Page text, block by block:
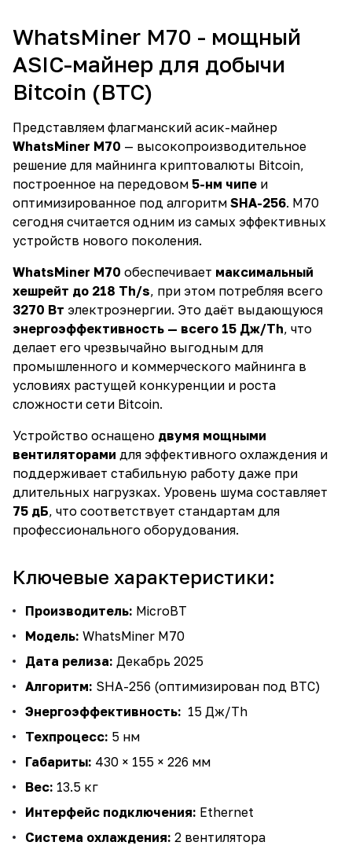
WhatsMiner M70 - мощный
ASIC-майнер для добычи
Bitcoin (BTC)
Представляем флагманский асик-майнер
WhatsMiner M70 — высокопроизводительное
решение для майнинга криптовалюты Bitcoin,
построенное на передовом 5-нм чипе и
оптимизированное под алгоритм SHA-256. M70
сегодня считается одним из самых эффективных
устройств нового поколения.
WhatsMiner M70 обеспечивает максимальный
хешрейт до 218 Th/s, при этом потребляя всего
3270 Вт электроэнергии. Это даёт выдающуюся
энергоэффективность — всего 15 Дж/Th, что
делает его чрезвычайно выгодным для
промышленного и коммерческого майнинга в
условиях растущей конкуренции и роста
сложности сети Bitcoin.
Устройство оснащено двумя мощными
вентиляторами для эффективного охлаждения и
поддерживает стабильную работу даже при
длительных нагрузках. Уровень шума составляет
75 дБ, что соответствует стандартам для
профессионального оборудования.
Ключевые характеристики:
Производитель: MicroBT
Модель: WhatsMiner M70
Дата релиза: Декабрь 2025
Алгоритм: SHA-256 (оптимизирован под BTC)
Энергоэффективность: 15 Дж/Th
Техпроцесс: 5 нм
Габариты: 430 × 155 × 226 мм
Вес: 13.5 кг
Интерфейс подключения: Ethernet
Система охлаждения: 2 вентилятора